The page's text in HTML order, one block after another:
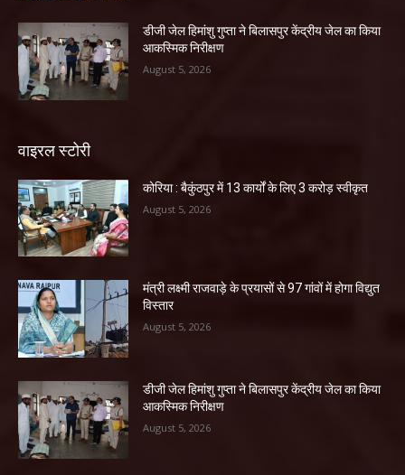
डीजी जेल हिमांशु गुप्ता ने बिलासपुर केंद्रीय जेल का किया
आकस्मिक निरीक्षण
August 5, 2026
वाइरल स्टोरी
कोरिया : बैकुंठपुर में 13 कार्यों के लिए 3 करोड़ स्वीकृत
August 5, 2026
मंत्री लक्ष्मी राजवाड़े के प्रयासों से 97 गांवों में होगा विद्युत
विस्तार
August 5, 2026
डीजी जेल हिमांशु गुप्ता ने बिलासपुर केंद्रीय जेल का किया
आकस्मिक निरीक्षण
August 5, 2026